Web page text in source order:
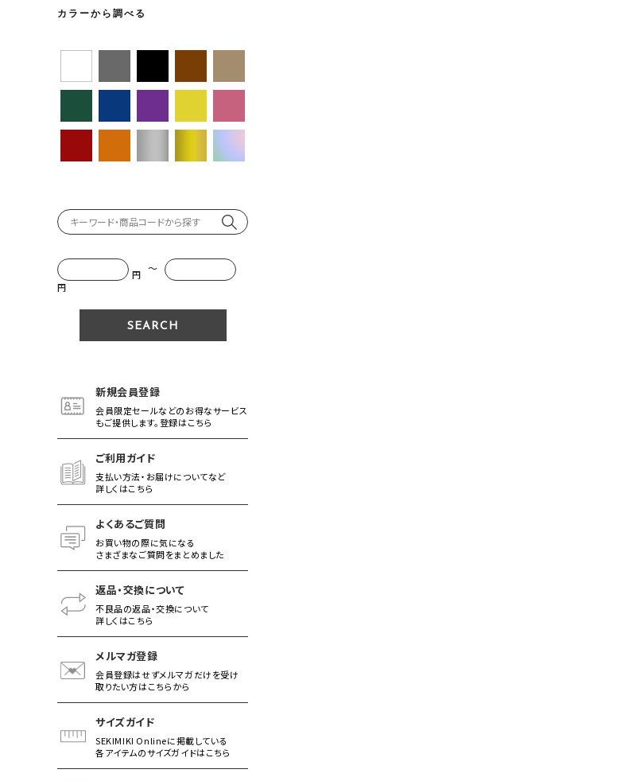
カラーから調べる
円 ～
円
新規会員登録
会員限定セールなどのお得なサービス
もご提供します。登録はこちら
ご利用ガイド
支払い方法・お届けについてなど
詳しくはこちら
よくあるご質問
お買い物の際に気になる
さまざまなご質問をまとめました
返品・交換について
不良品の返品・交換について
詳しくはこちら
メルマガ登録
会員登録はせずメルマガだけを受け
取りたい方はこちらから
サイズガイド
SEKIMIKI Onlineに掲載している
各アイテムのサイズガイドはこちら